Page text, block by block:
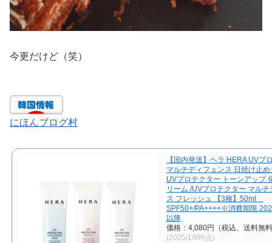
今更だけど（笑）
にほんブログ村
【国内発送】ヘラ HERA UVプ
マルチディフェンス 日焼け止め
UVプロテクター トーンアップ
リーム /UVプロテクター マルチ
ス フレッシュ 【3種】50ml
SPF50+/PA++++※消費期限
以降
価格：4,080円（税込、送料無
(2025/1/9時点)